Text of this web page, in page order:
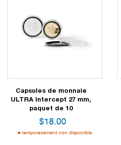
Capsules de monnaie
ULTRA Intercept 27 mm,
paquet de 10
$18.00
temporairement non disponible